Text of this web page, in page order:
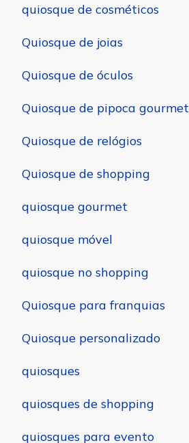
quiosque de cosméticos
Quiosque de joias
Quiosque de óculos
Quiosque de pipoca gourmet
Quiosque de relógios
Quiosque de shopping
quiosque gourmet
quiosque móvel
quiosque no shopping
Quiosque para franquias
Quiosque personalizado
quiosques
quiosques de shopping
quiosques para evento